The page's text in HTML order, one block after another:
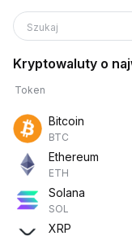
Szukaj
Kryptowaluty o
Token
Bitcoin
BTC
Ethereum
ETH
Solana
SOL
XRP